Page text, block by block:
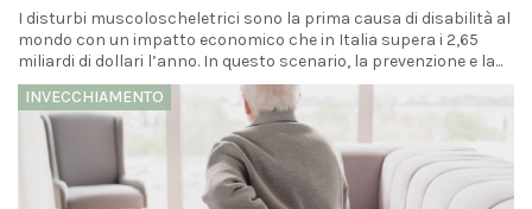
I disturbi muscoloscheletrici sono la prima causa di disabilità al
mondo con un impatto economico che in Italia supera i 2,65
miliardi di dollari l’anno. In questo scenario, la prevenzione e la...
INVECCHIAMENTO